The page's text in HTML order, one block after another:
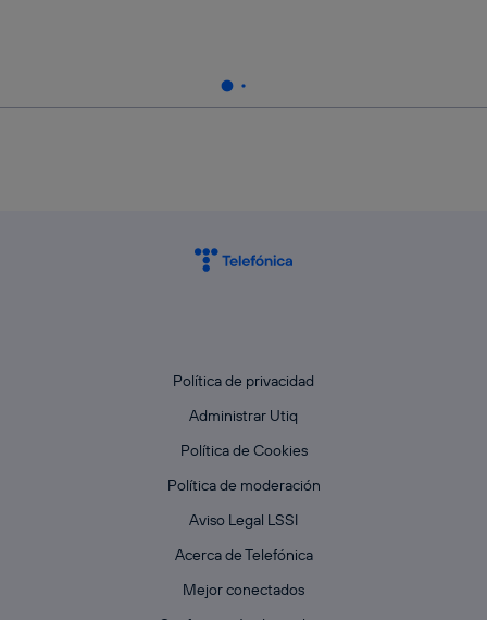
Política de privacidad
Administrar Utiq
Política de Cookies
Política de moderación
Aviso Legal LSSI
Acerca de Telefónica
Mejor conectados